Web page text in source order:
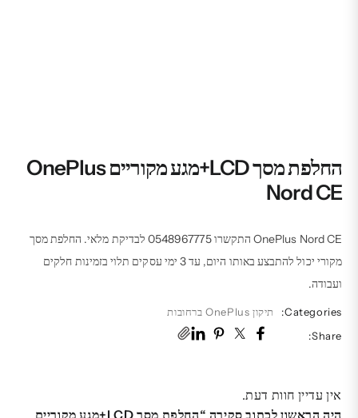
החלפת מסך LCD+מגע מקוריים OnePlus
Nord CE
OnePlus Nord CE התקשרו 0548967775 לבדיקת מלאי. החלפת מסך
מקורי יכול להתבצע באותו היום, עד 3 ימי עסקים תלוי בזמינות חלקים
ועבודה.
Categories:
תיקון OnePlus ברחובות
Share:
אין עדיין חוות דעת.
היה הראשון לכתוב סקירה “החלפת מסך LCD+מגע מקוריים